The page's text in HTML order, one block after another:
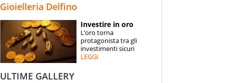
ESPERTI
CONTATTI
Gioielleria Delfino
Investire in oro
L’oro torna
protagonista tra gli
investimenti sicuri
LEGGI
ULTIME GALLERY